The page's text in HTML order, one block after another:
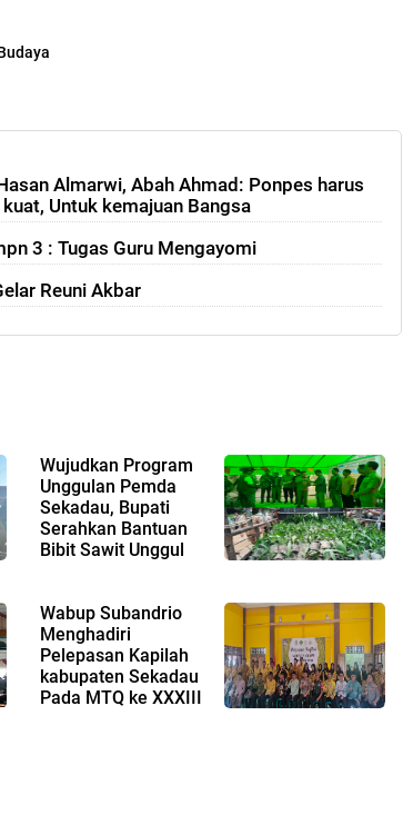
Almarwi, Abah Ahmad: Ponpes harus
Untuk kemajuan Bangsa
3 : Tugas Guru Mengayomi
Reuni Akbar
Wujudkan Program
Unggulan Pemda
Sekadau, Bupati
Serahkan Bantuan
Bibit Sawit Unggul
Wabup Subandrio
Menghadiri
Pelepasan Kapilah
kabupaten Sekadau
Pada MTQ ke XXXIII